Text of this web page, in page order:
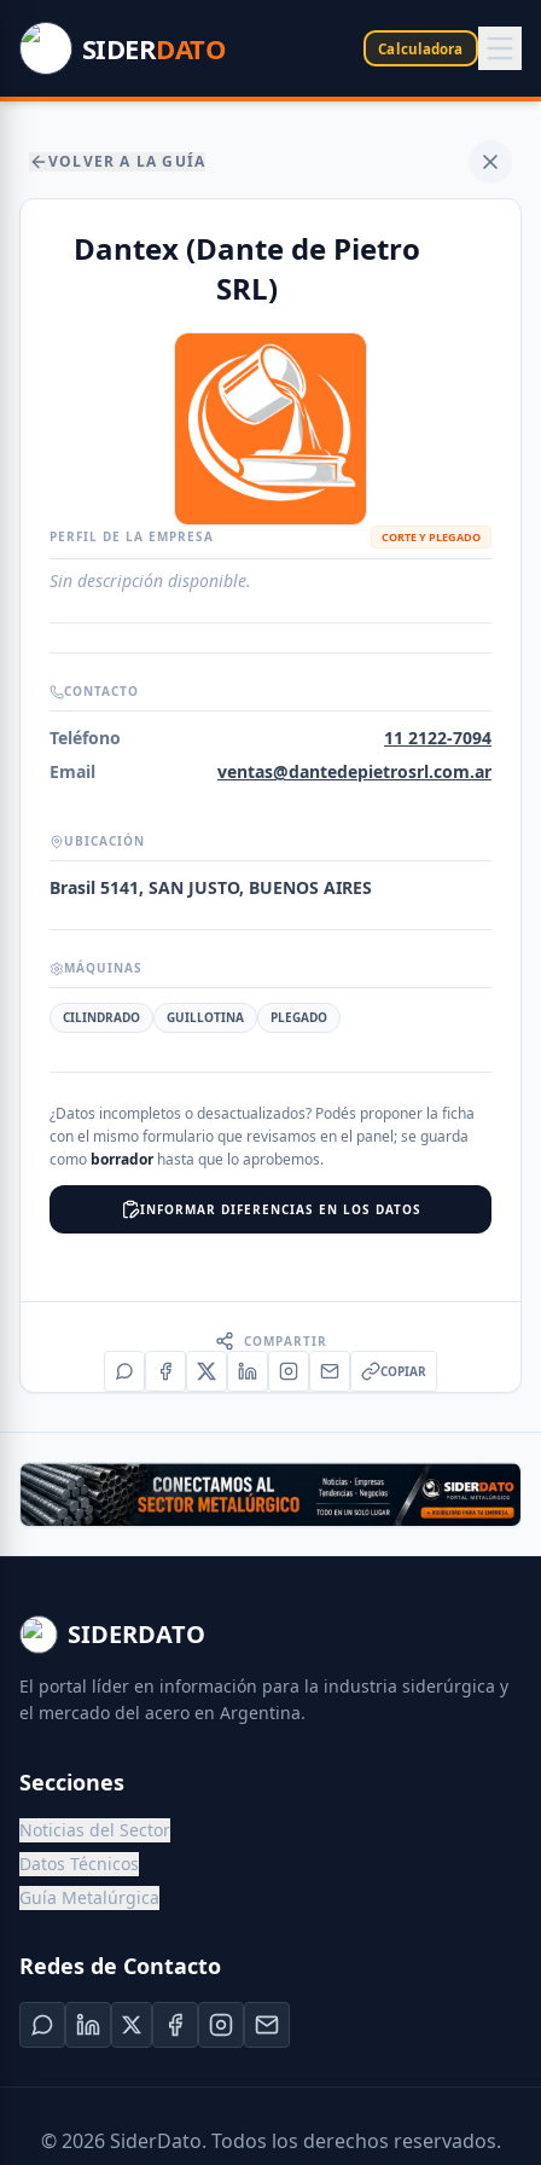
SIDERDATO Calculadora
VOLVER A LA GUÍA
Dantex (Dante de Pietro
SRL)
PERFIL DE LA EMPRESA CORTE Y PLEGADO
Sin descripción disponible.
CONTACTO
Teléfono
11 2122-7094
Email
ventas@dantedepietrosrl.com.ar
UBICACIÓN
Brasil 5141, SAN JUSTO, BUENOS AIRES
MÁQUINAS
CILINDRADO GUILLOTINA PLEGADO
¿Datos incompletos o desactualizados? Podés proponer la ficha
con el mismo formulario que revisamos en el panel; se guarda
como borradorhasta que lo aprobemos.
INFORMAR DIFERENCIAS EN LOS DATOS
COMPARTIR
COPIAR
SIDERDATO
El portal líder en información para la industria siderúrgica y
el mercado del acero en Argentina.
Secciones
Noticias del Sector
Datos Técnicos
Guía Metalúrgica
Redes de Contacto
©2026SiderDato. Todos los derechos reservados.